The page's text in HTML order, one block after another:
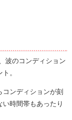
波のコンディション
。
ンディションが刻
時間帯もあったり